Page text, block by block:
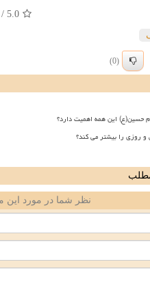
5.0
(0)
حسین(ع) این همه اهمیت دارد؟
و روزی را بیشتر می کند؟
نظر شما در مورد این